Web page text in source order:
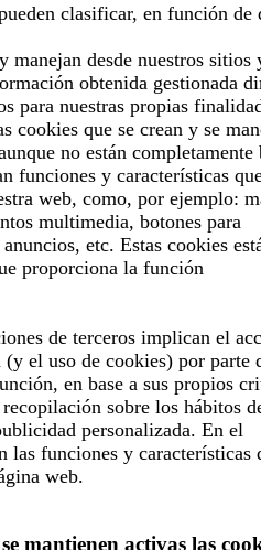
clasificar, en función de
manejan desde nuestros sitios
obtenida gestionada
para nuestras propias
cookies que se crean y se
no están completamente
funciones y características
web, como, por ejemplo:
multimedia, botones para
etc. Estas cookies
proporciona la función
de terceros implican el
el uso de cookies) por parte
en base a sus propios
sobre los hábitos
personalizada. En el
las funciones y características
web.
mantienen activas las